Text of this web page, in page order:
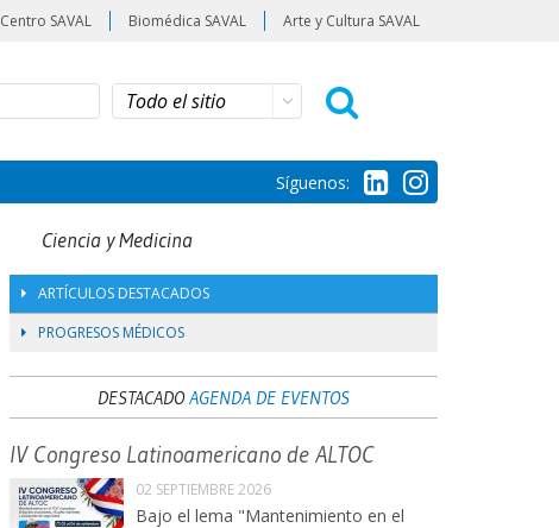
Centro SAVAL Biomédica SAVAL Arte y Cultura SAVAL
Síguenos:
Ciencia y Medicina
ARTÍCULOS DESTACADOS
PROGRESOS MÉDICOS
DESTACADOAGENDA DE EVENTOS
IV Congreso Latinoamericano de ALTOC
02 SEPTIEMBRE 2026
Bajo el lema "Mantenimiento en el